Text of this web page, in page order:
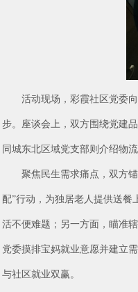
活动现场，彩霞社区党委
步。座谈会上，双方围绕党建
同城东北区域党支部则介绍物
聚焦民生需求痛点，双方
配”行动，为独居老人提供送餐
活不便难题；另一方面，瞄准
党委摸排宝妈就业意愿并建立
与社区就业双赢。